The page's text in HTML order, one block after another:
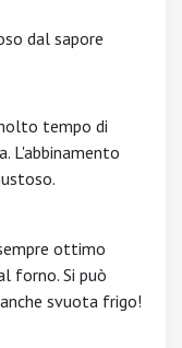
dal sapore
tempo di
L'abbinamento
ottimo
forno. Si può
svuota frigo!